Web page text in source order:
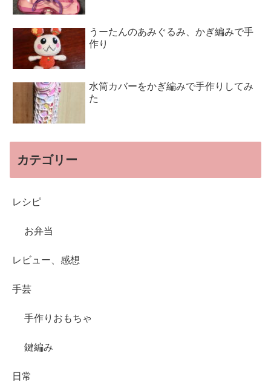
うーたんのあみぐるみ、かぎ編みで手
作り
水筒カバーをかぎ編みで手作りしてみ
た
カテゴリー
レシピ
お弁当
レビュー、感想
手芸
手作りおもちゃ
鍵編み
日常